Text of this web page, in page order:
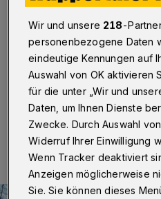
Wuppertal·Im Bereich
Nächstebreck hat am
2025) eine bewaldete
31.03.2025 , 19:54 Uhr Eine
Wir und unsere 218-
personenbezogene Daten
eindeutige Kennungen auf
Auswahl von OK aktivieren
für die unter „Wir und
Daten, um Ihnen Dienste
Zwecke. Durch Auswahl
Widerruf Ihrer Einwilligung
Wenn Tracker deaktiviert
Anzeigen möglicherweise
Sie. Sie können dieses